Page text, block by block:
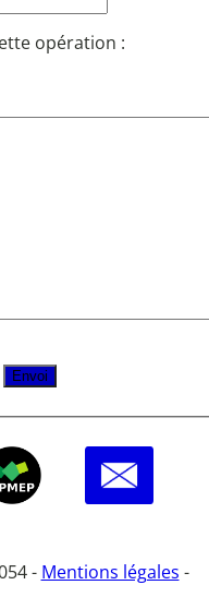
opération :
- Mentions légales -